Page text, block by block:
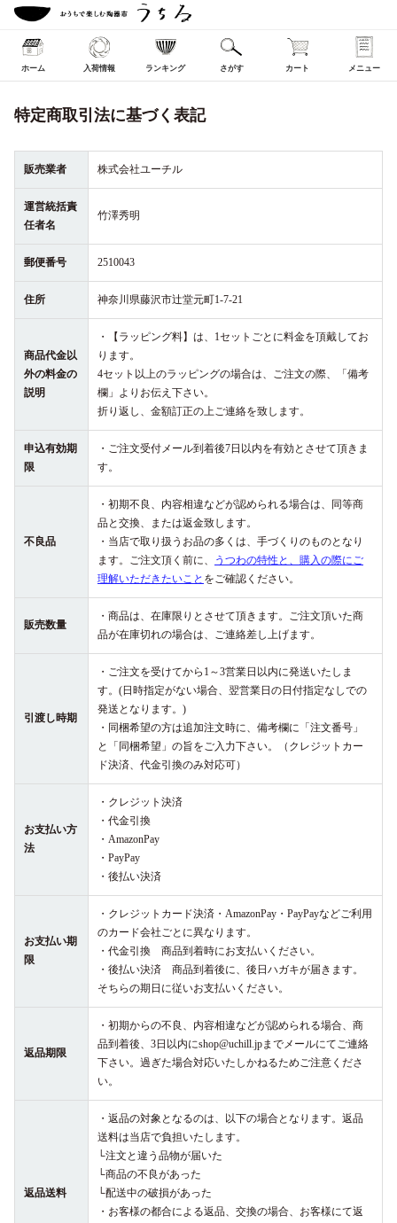
ホーム 入荷情報 ランキング さがす カート メニュー
特定商取引法に基づく表記
販売業者 株式会社ユーチル
運営統括責
任者名
竹澤秀明
郵便番号 2510043
住所 神奈川県藤沢市辻堂元町1-7-21
商品代金以
外の料金の
説明
・【ラッピング料】は、1セットごとに料金を頂戴してお
ります。
4セット以上のラッピングの場合は、ご注文の際、「備考
欄」よりお伝え下さい。
折り返し、金額訂正の上ご連絡を致します。
申込有効期
限
・ご注文受付メール到着後7日以内を有効とさせて頂きま
す。
不良品
・初期不良、内容相違などが認められる場合は、同等商
品と交換、または返金致します。
・当店で取り扱うお品の多くは、手づくりのものとなり
ます。ご注文頂く前に、
うつわの特性と、購入の際にご
理解いただきたいこと をご確認ください。
販売数量
・商品は、在庫限りとさせて頂きます。ご注文頂いた商
品が在庫切れの場合は、ご連絡差し上げます。
引渡し時期
・ご注文を受けてから1～3営業日以内に発送いたしま
す。(日時指定がない場合、翌営業日の日付指定なしでの
発送となります。)
・同梱希望の方は追加注文時に、備考欄に「注文番号」
と「同梱希望」の旨をご入力下さい。（クレジットカー
ド決済、代金引換のみ対応可）
お支払い方
法
・クレジット決済
・代金引換
・AmazonPay
・PayPay
・後払い決済
お支払い期
限
・クレジットカード決済・AmazonPay・PayPayなどご利用
のカード会社ごとに異なります。
・代金引換 商品到着時にお支払いください。
・後払い決済 商品到着後に、後日ハガキが届きます。
そちらの期日に従いお支払いください。
返品期限
・初期からの不良、内容相違などが認められる場合、商
品到着後、3日以内にshop@uchill.jpまでメールにてご連絡
下さい。過ぎた場合対応いたしかねるためご注意くださ
い。
返品送料
・返品の対象となるのは、以下の場合となります。返品
送料は当店で負担いたします。
└注文と違う品物が届いた
└商品の不良があった
└配送中の破損があった
・お客様の都合による返品、交換の場合、お客様にて返